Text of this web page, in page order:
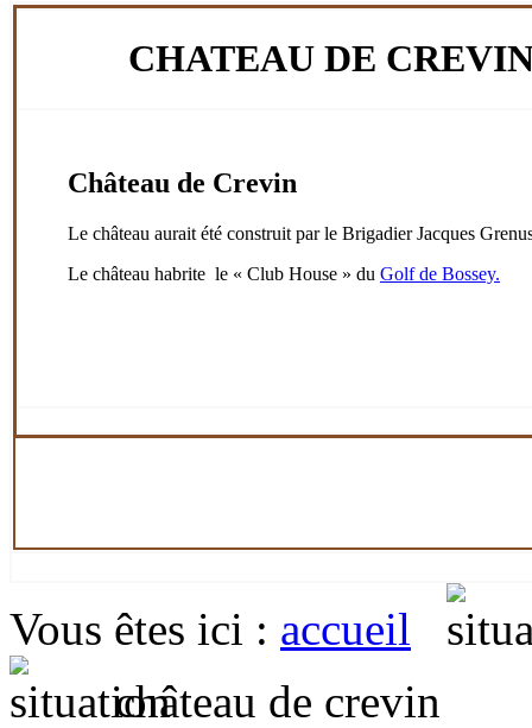
CHATEAU DE
Château de Crevin
Le château aurait été construit par le Brigadier Jacques
Le château habrite le « Club House » du Golf de Bossey.
Vous êtes ici : accueil
château de crevin